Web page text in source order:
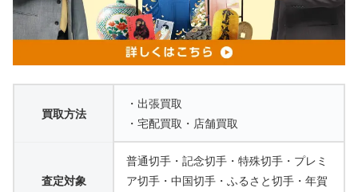
買取方法
・出張買取
・宅配買取・店舗買取
査定対象
普通切手・記念切手・特殊切手・プレミ
ア切手・中国切手・ふるさと切手・年賀